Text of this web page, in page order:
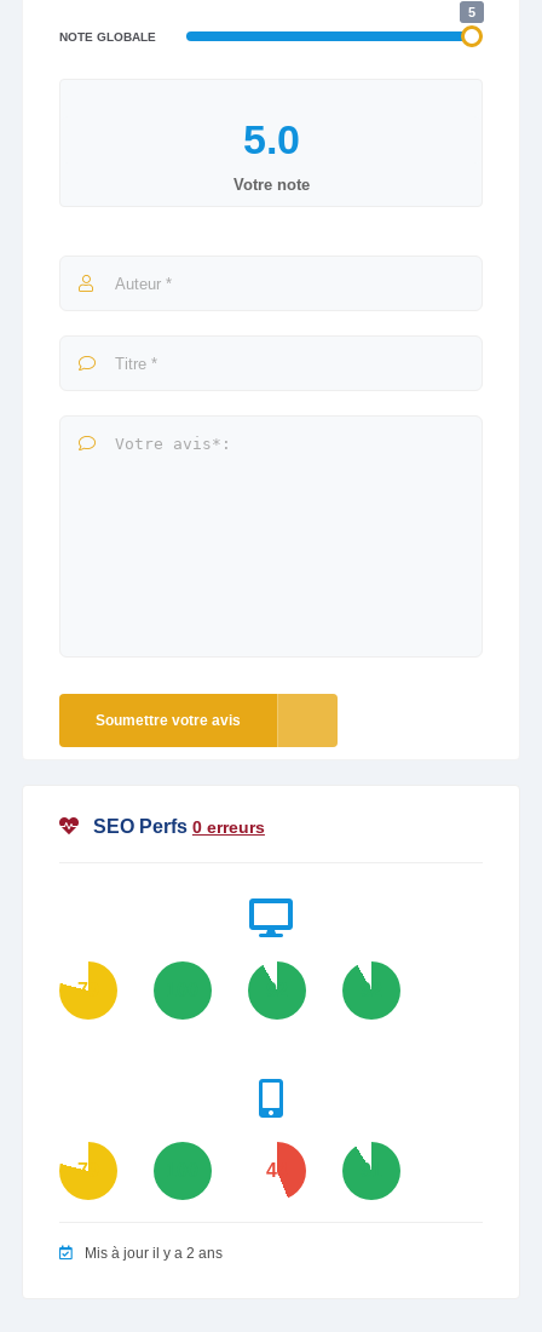
NOTE GLOBALE
5
Votre note
Soumettre votre avis
SEO Perfs 0 erreurs
79 92 92
79 44 91
Mis à jour il y a 2 ans